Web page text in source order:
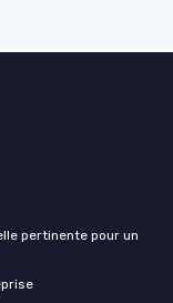
pertinente pour un